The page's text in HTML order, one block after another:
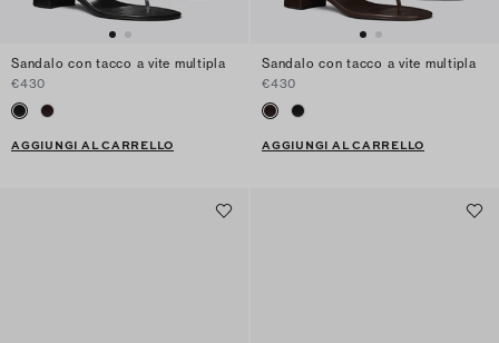
Sandalo con tacco a vite multipla
€430
AGGIUNGI AL CARRELLO
Sandalo con tacco a vite multipla
€430
AGGIUNGI AL CARRELLO